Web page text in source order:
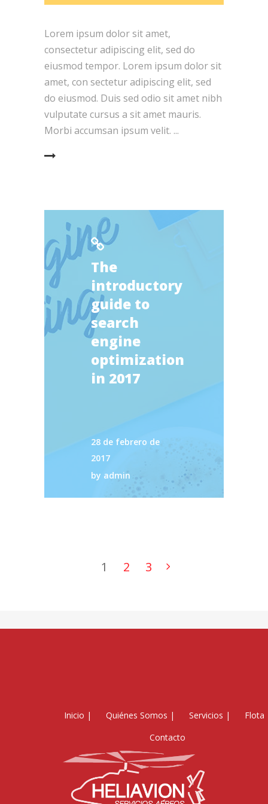
Lorem ipsum dolor sit amet,
consectetur adipiscing elit, sed do
eiusmod tempor. Lorem ipsum dolor sit
amet, con sectetur adipiscing elit, sed
do eiusmod. Duis sed odio sit amet nibh
vulputate cursus a sit amet mauris.
Morbi accumsan ipsum velit.
The
introductory
guide to
search
engine
optimization
in 2017
28 de febrero de
2017
by admin
1 2 3
Inicio | Quiénes Somos | Servicios | Flota
Contacto